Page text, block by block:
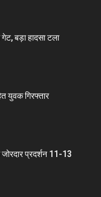
बड़ा हादसा टला
युवक गिरफ्तार
जोरदार प्रदर्शन 11-13